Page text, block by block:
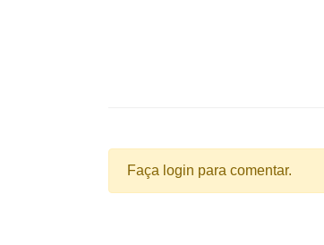
Faça login para comentar.